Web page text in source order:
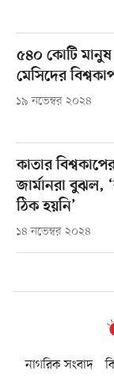
৫৪০ কোটি মানুষ
মেসিদের
১৯ নভেম্বর ২০২৪
কাতার
জার্মানরা বুঝল,
ঠিক হয়নি’
১৪ নভেম্বর ২০২৪
নাগরিক সংবাদ